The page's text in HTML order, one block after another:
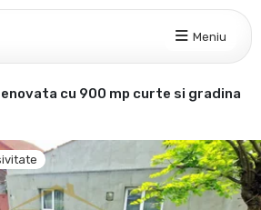
Meniu
cu 900 mp curte si gradina